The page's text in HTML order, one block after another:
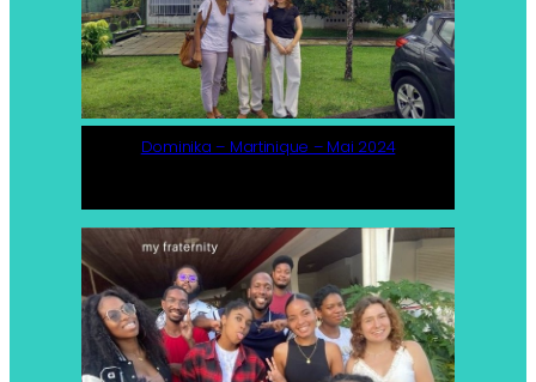
Dominika – Martinique – Mai 2024